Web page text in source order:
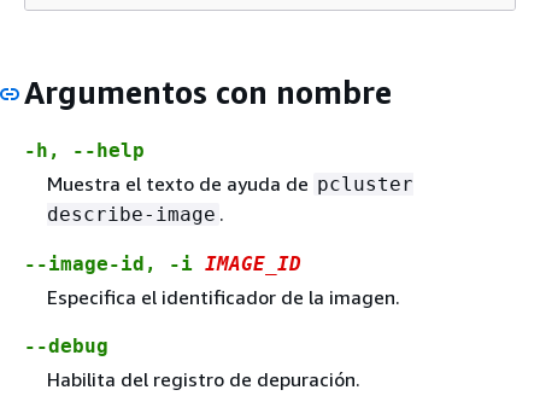
Argumentos con nombre
-h, --help
Muestra el texto de ayuda de pcluster
describe-image .
--image-id, -i IMAGE_ID
Especifica el identificador de la imagen.
--debug
Habilita del registro de depuración.